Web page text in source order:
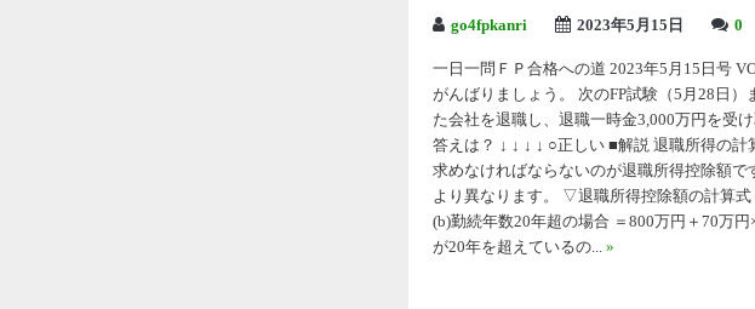
go4fpkanri 2023年5月15日 0
一日一問ＦＰ合格への道 2023年5月15日号
がんばりましょう。 次のFP試験（5月28日
た会社を退職し、退職一時金3,000万円を受
答えは？ ↓ ↓ ↓ ↓ ○正しい ■解説 退職所得の
求めなければならないのが退職所得控除額
より異なります。 ▽退職所得控除額の計算
(b)勤続年数20年超の場合 ＝800万円＋70万
が20年を超えているの... »